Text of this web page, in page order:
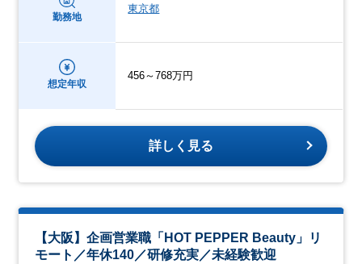
勤務地
東京都
想定年収
456～768万円
詳しく見る
【大阪】企画営業職「HOT PEPPER Beauty」リ
モート／年休140／研修充実／未経験歓迎